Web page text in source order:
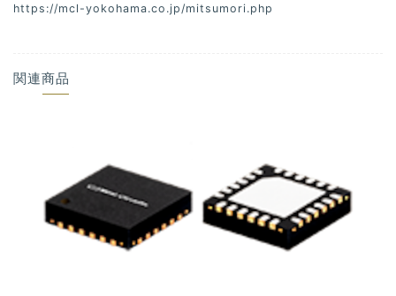
https://mcl-yokohama.co.jp/mitsumori.php
関連商品